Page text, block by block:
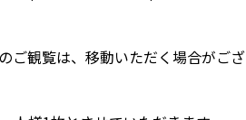
ご観覧は、移動いただく場合がござ